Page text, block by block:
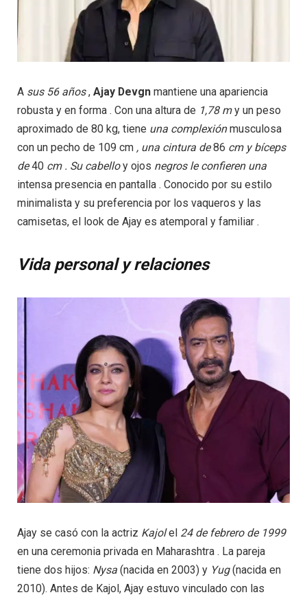
A sus 56 años, Ajay Devgn mantiene una apariencia
robusta y en forma . Con una altura de 1,78 my un peso
aproximado de 80 kg, tiene una complexiónmusculosa
con un pecho de 109 cm , una cintura de86 cm ybíceps
de40 cm . Su cabelloy ojos negros leconfieren una
intensa presencia en pantalla . Conocido por su estilo
minimalista y su preferencia por los vaqueros y las
camisetas, el look de Ajay es atemporal y familiar .
Vida personal y relaciones
Ajay se casó con la actriz Kajolel 24 de febrero de 1999
en una ceremonia privada en Maharashtra . La pareja
tiene dos hijos: Nysa (nacida en 2003) y Yug(nacida en
2010). Antes de Kajol, Ajay estuvo vinculado con las